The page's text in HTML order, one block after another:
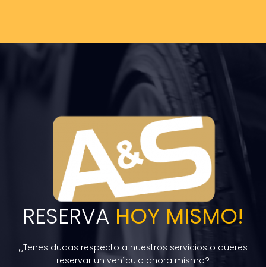
RESERVA HOY MISMO!
¿Tenes dudas respecto a nuestros servicios o queres
reservar un vehículo ahora mismo?